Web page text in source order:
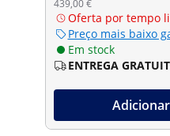
439,00 €
Oferta por tempo
Preço mais baixo
Em stock
ENTREGA